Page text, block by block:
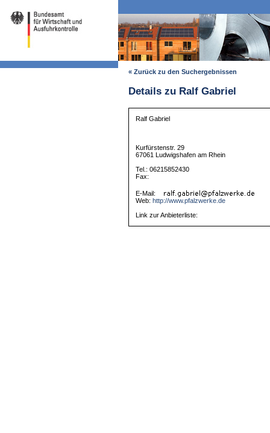
« Zurück zu den Suchergebnissen
Details zu Ralf Gabriel
Ralf Gabriel
Kurfürstenstr. 29
67061 Ludwigshafen am Rhein
Tel.: 06215852430
Fax:
E-Mail:
Web: http://www.pfalzwerke.de
Link zur Anbieterliste: